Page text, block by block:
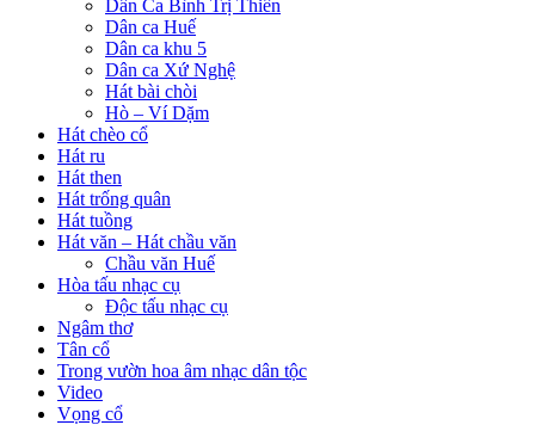
Dân Ca Bình Trị Thiên
Dân ca Huế
Dân ca khu 5
Dân ca Xứ Nghệ
Hát bài chòi
Hò – Ví Dặm
Hát chèo cổ
Hát ru
Hát then
Hát trống quân
Hát tuồng
Hát văn – Hát chầu văn
Chầu văn Huế
Hòa tấu nhạc cụ
Độc tấu nhạc cụ
Ngâm thơ
Tân cổ
Trong vườn hoa âm nhạc dân tộc
Video
Vọng cổ